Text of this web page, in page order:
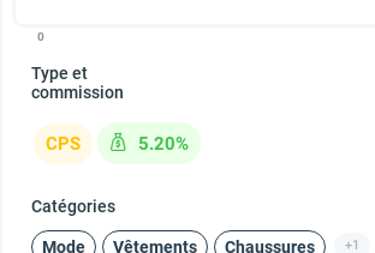
0
Type et
commission
CPS 5.20%
Catégories
Mode Vêtements Chaussures +1